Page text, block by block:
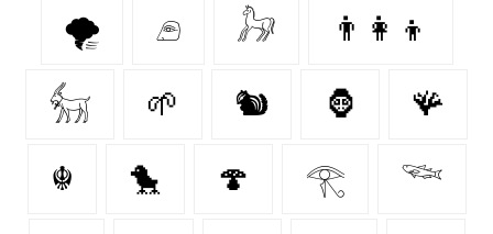
🌪️ 𓂉 𓃗 👨‍👩‍👦
𓃶 🌱 🐿 🦍 🪸
☬ 🐤 🍄‍ 𓂀 𓆝